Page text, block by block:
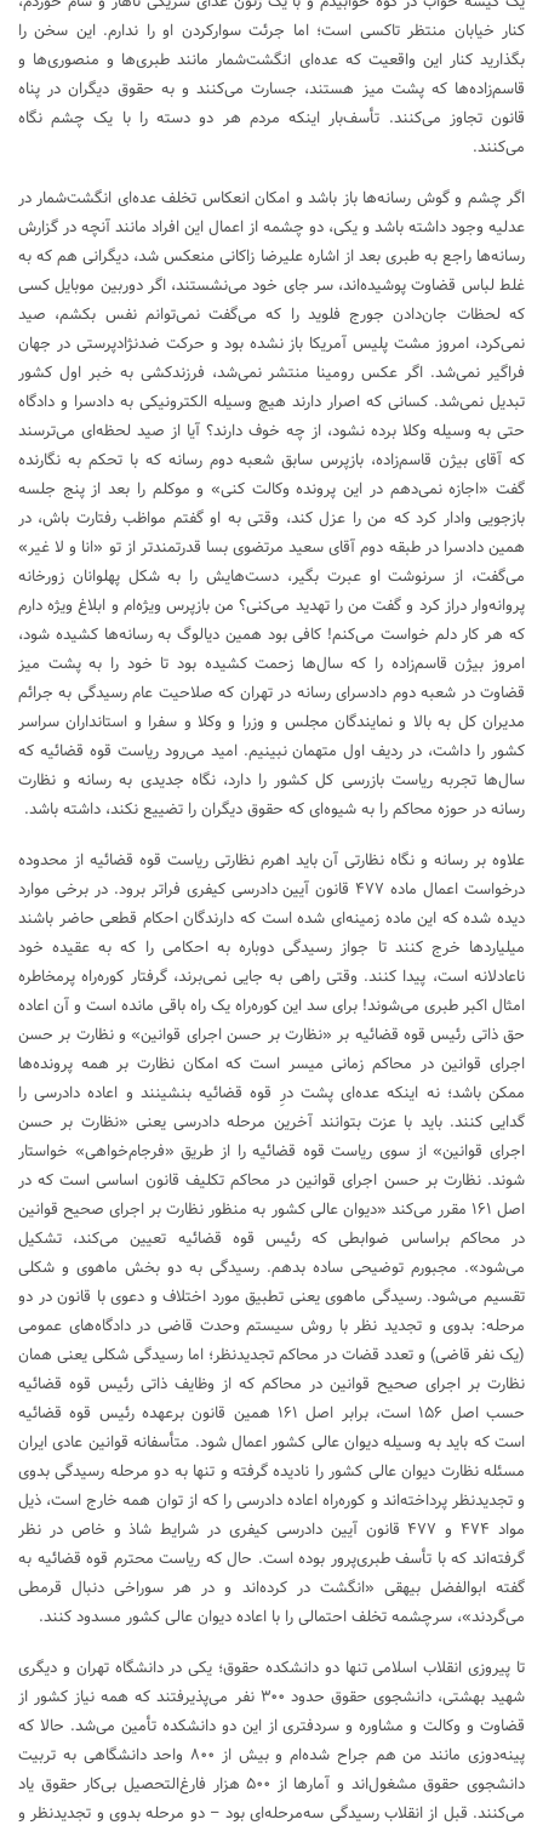
کنار خیابان منتظر تاکسی است؛ اما جرئت سوارکردن او را ندارم. این سخن را
بگذارید کنار این ‌واقعیت که عده‌ای انگشت‌شمار مانند طبری‌ها و منصوری‌ها و
قاسم‌زاده‌ها که پشت میز هستند، جسارت می‌کنند و به حقوق دیگران در پناه
قانون تجاوز می‌کنند. تأسف‌بار اینکه مردم هر دو دسته را با یک چشم نگاه
می‌کنند.
اگر چشم و گوش رسانه‌ها باز باشد و امکان انعکاس تخلف عده‌ای انگشت‌شمار در
عدلیه وجود داشته باشد و یکی، دو چشمه از اعمال این افراد مانند آنچه در گزارش
رسانه‌ها راجع به طبری بعد از اشاره علیرضا زاکانی منعکس شد، دیگرانی هم که به
غلط لباس قضاوت پوشیده‌اند، سر جای خود می‌نشستند، اگر دوربین موبایل کسی
که لحظات جان‌دادن جورج فلوید را که می‌گفت نمی‌توانم نفس بکشم، صید
نمی‌کرد، امروز مشت پلیس آمریکا باز نشده بود و حرکت ضدنژادپرستی در جهان
فراگیر نمی‌شد. اگر عکس رومینا منتشر نمی‌شد، فرزندکشی به خبر اول کشور
تبدیل نمی‌شد. کسانی که اصرار دارند هیچ وسیله الکترونیکی به دادسرا و دادگاه
حتی به وسیله وکلا برده نشود، از چه خوف دارند؟ آیا از صید لحظه‌ای می‌ترسند
که آقای بیژن قاسم‌زاده، بازپرس سابق شعبه دوم رسانه که با تحکم به نگارنده
گفت «اجازه نمی‌دهم در این پرونده وکالت کنی» و موکلم را بعد از پنج جلسه
بازجویی وادار کرد که من را عزل کند، وقتی به او گفتم مواظب رفتارت باش، در
همین دادسرا در طبقه دوم آقای سعید مرتضوی بسا قدرتمندتر از تو «انا و لا غیر»
می‌گفت، از سرنوشت او عبرت بگیر، دست‌هایش را به شکل پهلوانان زورخانه
پروانه‌وار دراز کرد و گفت من را تهدید می‌کنی؟ من بازپرس ویژه‌ام و ابلاغ ویژه دارم
که هر کار دلم خواست می‌کنم! کافی بود همین دیالوگ به رسانه‌ها کشیده شود،
امروز بیژن قاسم‌زاده را که سال‌ها زحمت کشیده بود تا خود را به پشت میز
قضاوت در شعبه دوم دادسرای رسانه در تهران که صلاحیت عام رسیدگی به جرائم
مدیران کل به بالا و نمایندگان مجلس و وزرا و وکلا و سفرا و استانداران سراسر
کشور را داشت، در ردیف اول متهمان نبینیم. امید می‌رود ریاست قوه قضائیه که
سال‌ها تجربه ریاست بازرسی کل کشور را دارد، نگاه جدیدی به رسانه و نظارت
رسانه در حوزه محاکم را به شیوه‌ای که حقوق دیگران را تضییع نکند، داشته باشد.
علاوه بر رسانه و نگاه نظارتی آن باید اهرم نظارتی ریاست قوه قضائیه از محدوده
درخواست اعمال ماده ۴۷۷ قانون آیین دادرسی کیفری فراتر برود. در برخی موارد
دیده شده که این ماده زمینه‌ای شده است که دارندگان احکام قطعی حاضر باشند
میلیاردها خرج کنند تا جواز رسیدگی دوباره به احکامی را که به عقیده خود
ناعادلانه است، پیدا کنند. وقتی راهی به جایی نمی‌برند، گرفتار کوره‌راه پرمخاطره
امثال اکبر طبری می‌شوند! برای سد این کوره‌راه یک راه باقی مانده است و آن اعاده
حق ذاتی رئیس قوه قضائیه بر «نظارت بر حسن اجرای قوانین» و نظارت بر حسن
اجرای قوانین در محاکم زمانی میسر است که امکان نظارت بر همه پرونده‌ها
ممکن باشد؛ نه اینکه عده‌ای پشت درِ قوه قضائیه بنشینند و اعاده دادرسی را
گدایی کنند. باید با عزت بتوانند آخرین مرحله دادرسی یعنی «نظارت بر حسن
اجرای قوانین» از سوی ریاست قوه قضائیه را از طریق «فرجام‌خواهی» خواستار
شوند. نظارت بر حسن اجرای قوانین در محاکم تکلیف قانون اساسی است که در
اصل ۱۶۱ مقرر می‌کند «دیوان‌ عالی کشور به منظور نظارت بر اجرای صحیح قوانین
در محاکم براساس ضوابطی که رئیس قوه قضائیه تعیین می‌کند، تشکیل
می‌شود». مجبورم توضیحی ساده بدهم. رسیدگی به دو بخش ماهوی و شکلی
تقسیم می‌شود. رسیدگی ماهوی یعنی تطبیق مورد اختلاف و دعوی با قانون در دو
مرحله: بدوی و تجدید نظر با روش سیستم وحدت قاضی در دادگاه‌های عمومی
(یک نفر قاضی) و تعدد قضات در محاکم تجدیدنظر؛ اما رسیدگی شکلی یعنی همان
نظارت بر اجرای صحیح قوانین در محاکم که از وظایف ذاتی رئیس قوه قضائیه
حسب اصل ۱۵۶ است، برابر اصل ۱۶۱ همین قانون برعهده رئیس قوه قضائیه
است که باید به وسیله دیوان عالی کشور اعمال شود. متأسفانه قوانین عادی ایران
مسئله نظارت دیوان عالی کشور را نادیده گرفته و تنها به دو مرحله رسیدگی بدوی
و تجدیدنظر پرداخته‌اند و کوره‌راه اعاده دادرسی را که از توان همه خارج است، ذیل
مواد ۴۷۴ و ۴۷۷ قانون آیین دادرسی کیفری در شرایط شاذ و خاص در نظر
گرفته‌اند که با تأسف طبری‌پرور بوده است. حال که ریاست محترم قوه قضائیه به
گفته ابوالفضل بیهقی «انگشت در کرده‌اند و در هر سوراخی دنبال قرمطی
می‌گردند»، سرچشمه تخلف احتمالی را با اعاده دیوان عالی کشور مسدود کنند.
تا پیروزی انقلاب اسلامی تنها دو دانشکده حقوق؛ یکی در دانشگاه تهران و دیگری
شهید بهشتی، دانشجوی حقوق حدود ۳۰۰ نفر می‌پذیرفتند که همه نیاز کشور از
قضاوت و وکالت و مشاوره و سردفتری از این دو دانشکده تأمین می‌شد. حالا که
پینه‌دوزی مانند من هم جراح شده‌ام و بیش از ۸۰۰ واحد دانشگاهی به تربیت
دانشجوی حقوق مشغول‌اند و آمارها از ۵۰۰ هزار فارغ‌التحصیل بی‌کار حقوق یاد
می‌کنند. قبل از انقلاب رسیدگی سه‌مرحله‌ای بود – دو مرحله بدوی و تجدیدنظر و